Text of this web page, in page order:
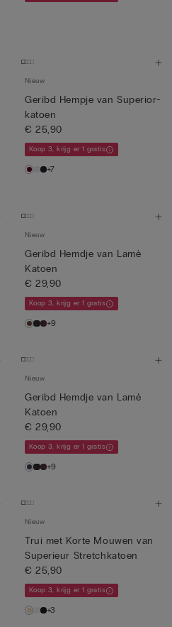
Nieuw
Geribd Hempje van Superior-
katoen
€ 25,90
Koop 3, krijg er 1 gratis
+7
Nieuw
Geribd Hemdje van Lamè
Katoen
€ 29,90
Koop 3, krijg er 1 gratis
+9
Nieuw
Geribd Hemdje van Lamè
Katoen
€ 29,90
Koop 3, krijg er 1 gratis
+9
Nieuw
Trui met Korte Mouwen van
Superieur Stretchkatoen
€ 25,90
Koop 3, krijg er 1 gratis
+3